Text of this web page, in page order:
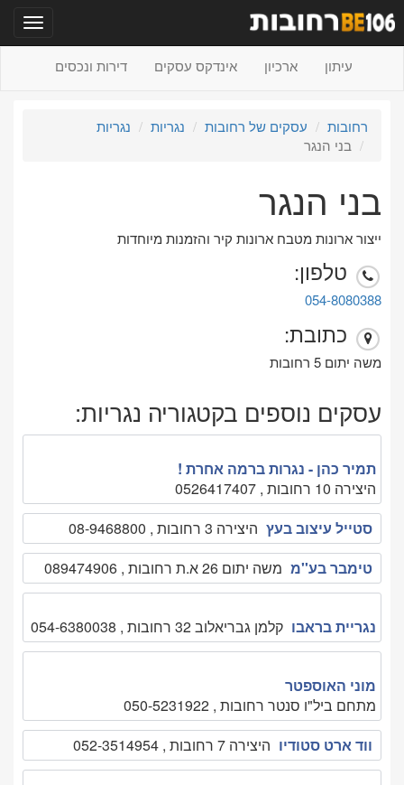
עיתון ארכיון אינדקס עסקים דירות ונכסים
רחובות עסקים של רחובות נגריות
נגריות
בני הנגר
בני הנגר
ייצור ארונות מטבח ארונות קיר והזמנות מיוחדות
טלפון:
054-8080388
כתובת:
משה יתום 5 רחובות
עסקים נוספים בקטגוריה נגריות:
תמיר כהן - נגרות ברמה אחרת !
היצירה 10 רחובות , 0526417407
סטייל עיצוב בעץ היצירה 3 רחובות , 08-9468800
טימבר בע''מ משה יתום 26 א.ת רחובות , 089474906
נגריית בראבו קלמן גבריאלוב 32 רחובות , 054-6380038
מוני האוספטר
מתחם ביל"ו סנטר רחובות , 050-5231922
ווד ארט סטודיו היצירה 7 רחובות , 052-3514954